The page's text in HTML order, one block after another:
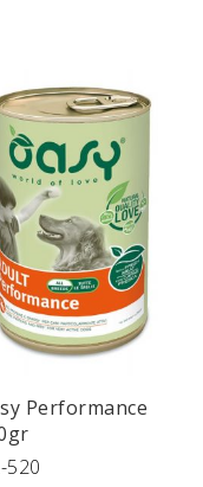
Performance
520